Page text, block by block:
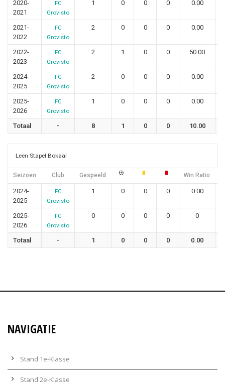
2020-
2021
FC
Grovisto
1 0 0 0 0.00
2021-
2022
FC
Grovisto
2 0 0 0 0.00
2022-
2023
FC
Grovisto
2 1 0 0 50.00
2024-
2025
FC
Grovisto
2 0 0 0 0.00
2025-
2026
FC
Grovisto
1 0 0 0 0.00
Totaal - 8 1 0 0 10.00
Leen Stapel Bokaal
Seizoen Club Gespeeld Win Ratio
2024-
2025
FC
Grovisto
1 0 0 0 0.00
2025-
2026
FC
Grovisto
0 0 0 0 0
Totaal - 1 0 0 0 0.00
NAVIGATIE
Stand 1e-Klasse
Stand 2e-Klasse